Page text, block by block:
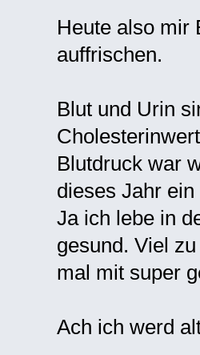
Heute also mir
auffrischen.
Blut und Urin
Blutdruck war
dieses Jahr
Ja ich lebe in
gesund. Viel
mal mit super
Ach ich werd